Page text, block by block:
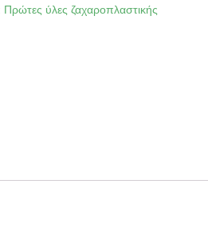
Πρώτες ύλες ζαχαροπλαστικής